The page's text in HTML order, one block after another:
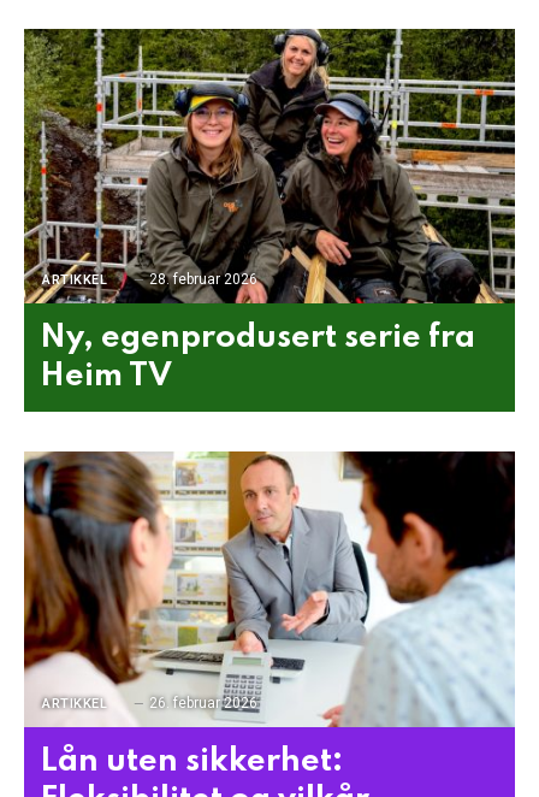
ARTIKKEL 28. februar 2026
Ny, egenprodusert serie fra
Heim TV
ARTIKKEL 26. februar 2026
Lån uten sikkerhet: